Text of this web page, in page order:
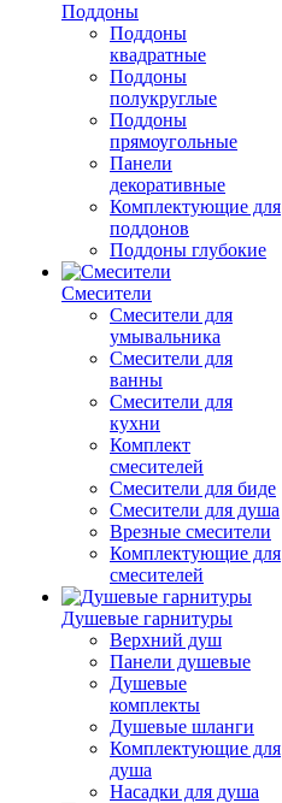
Поддоны
Поддоны
квадратные
Поддоны
полукруглые
Поддоны
прямоугольные
Панели
декоративные
Комплектующие для
поддонов
Поддоны глубокие
Смесители
Смесители для
умывальника
Смесители для
ванны
Смесители для
кухни
Комплект
смесителей
Смесители для биде
Смесители для душа
Врезные смесители
Комплектующие для
смесителей
Душевые гарнитуры
Верхний душ
Панели душевые
Душевые
комплекты
Душевые шланги
Комплектующие для
душа
Насадки для душа